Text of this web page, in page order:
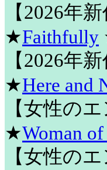
【2026年
★Faithfully
【2026年
★Here and
【女性の
★Woman
【女性の